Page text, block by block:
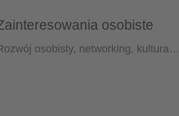
osobiste
osobisty, networking, kultura…